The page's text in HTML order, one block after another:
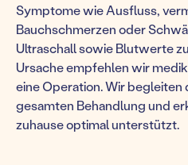
Symptome wie Ausfluss,
Bauchschmerzen oder
Ultraschall sowie Blutwerte
Ursache empfehlen wir
eine Operation. Wir
gesamten Behandlung und
zuhause optimal unterstützt.